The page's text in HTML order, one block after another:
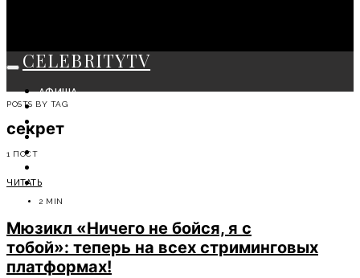
CELEBRITYTV
АФИША
СОБЫТИЯ
КРАСОТА
МОДА
СОВЕТЫ ЭКСПЕРТОВ
POSTS BY TAG
секрет
1 ПОСТ
ЧИТАТЬ
2 MIN
Мюзикл «Ничего не бойся, я с
тобой»: теперь на всех стриминговых
платформах!